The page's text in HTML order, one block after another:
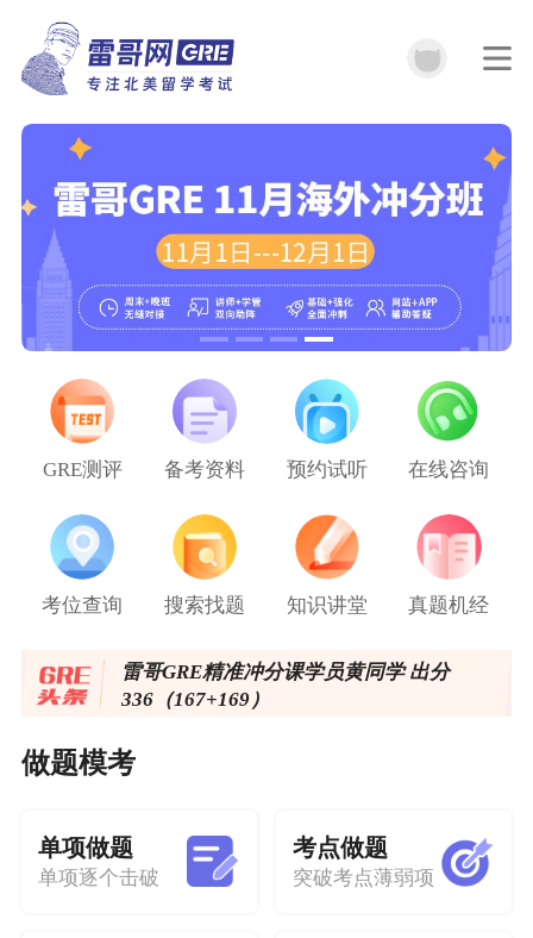
GRE测评 备考资料 预约试听 在线咨询
考位查询 搜索找题 知识讲堂 真题机经
​雷哥GRE精准冲分课学员黄同学 出分
336（167+169）
GRE机经更新了~
2025美国《门户开放报告》出炉！赴美留
做题模考
单项做题
单项逐个击破
考点做题
突破考点薄弱项